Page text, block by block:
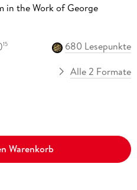
in the Work of George
)15
680 Lesepunkte
Alle 2 Formate
Warenkorb